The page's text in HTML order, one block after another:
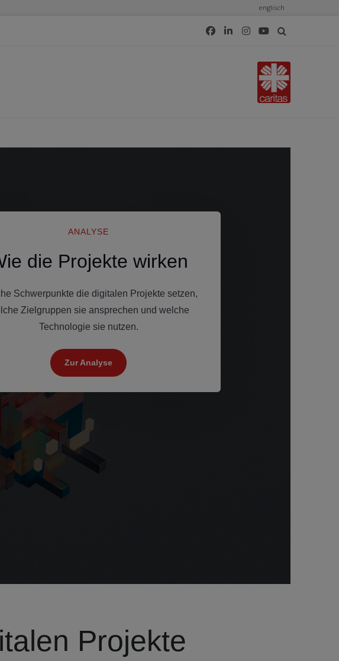
englisch
ANALYSE
die Projekte wirken
Schwerpunkte die digitalen Projekte setzen,
Zielgruppen sie ansprechen und welche
Technologie sie nutzen.
Zur Analyse
Projekte